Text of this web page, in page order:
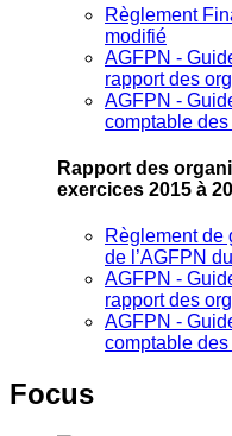
Règlement
modifié
AGFPN ‐
rapport des
AGFPN ‐
comptable
Rapport des
exercices 2015 à
Règlement de
de l’AGFPN
AGFPN ‐
rapport des
AGFPN ‐
comptable
Focus